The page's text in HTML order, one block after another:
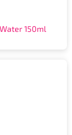
150ml